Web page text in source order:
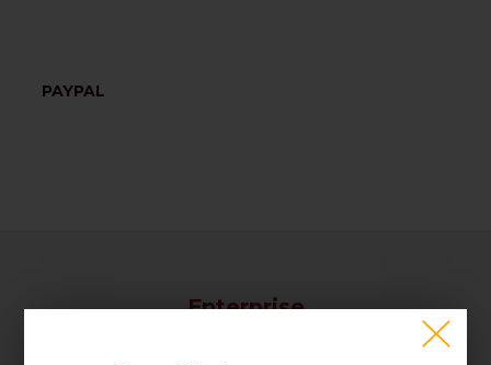
PAYPAL
Enterprise